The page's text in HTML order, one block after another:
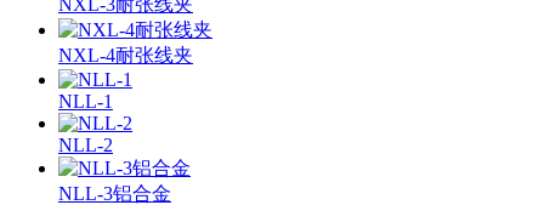
NXL-4耐张线夹
NLL-1
NLL-2
NLL-3铝合金